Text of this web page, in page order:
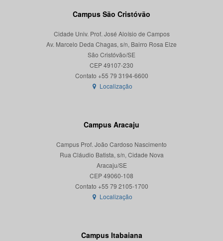
Campus São Cristóvão
Cidade Univ. Prof. José Aloísio de Campos
Av. Marcelo Deda Chagas, s/n, Bairro Rosa Elze
São Cristóvão/SE
CEP 49107-230
Localização
Campus Aracaju
Campus Prof. João Cardoso Nascimento
Rua Cláudio Batista, s/n, Cidade Nova
Aracaju/SE
CEP 49060-108
Localização
Campus Itabaiana